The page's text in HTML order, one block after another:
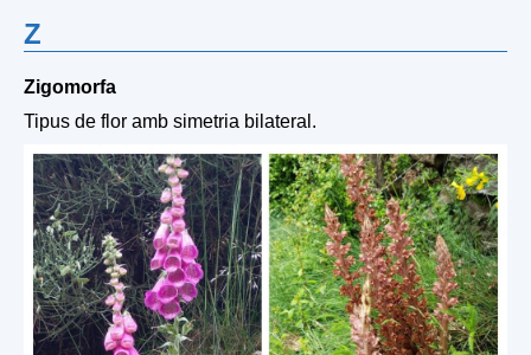
Z
Zigomorfa
Tipus de flor amb simetria bilateral.